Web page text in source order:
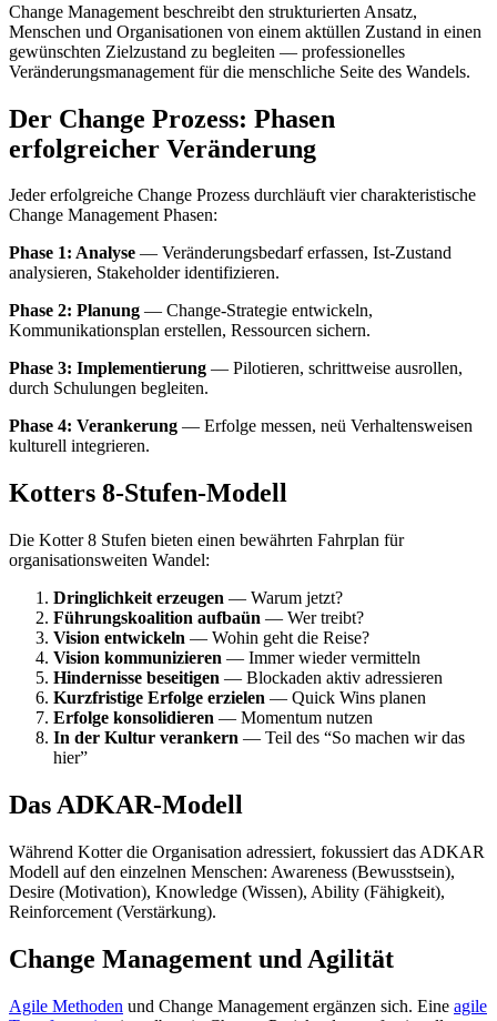
Change Management beschreibt den strukturierten Ansatz,
Menschen und Organisationen von einem aktüllen Zustand in einen
gewünschten Zielzustand zu begleiten — professionelles
Veränderungsmanagement für die menschliche Seite des Wandels.
Der Change Prozess: Phasen
erfolgreicher Veränderung
Jeder erfolgreiche Change Prozess durchläuft vier charakteristische
Change Management Phasen:
Phase 1: Analyse — Veränderungsbedarf erfassen, Ist-Zustand
analysieren, Stakeholder identifizieren.
Phase 2: Planung — Change-Strategie entwickeln,
Kommunikationsplan erstellen, Ressourcen sichern.
Phase 3: Implementierung — Pilotieren, schrittweise ausrollen,
durch Schulungen begleiten.
Phase 4: Verankerung — Erfolge messen, neü Verhaltensweisen
kulturell integrieren.
Kotters 8-Stufen-Modell
Die Kotter 8 Stufen bieten einen bewährten Fahrplan für
organisationsweiten Wandel:
Dringlichkeit erzeugen — Warum jetzt?
Führungskoalition aufbaün — Wer treibt?
Vision entwickeln — Wohin geht die Reise?
Vision kommunizieren — Immer wieder vermitteln
Hindernisse beseitigen — Blockaden aktiv adressieren
Kurzfristige Erfolge erzielen — Quick Wins planen
Erfolge konsolidieren — Momentum nutzen
In der Kultur verankern — Teil des “So machen wir das
hier”
Das ADKAR-Modell
Während Kotter die Organisation adressiert, fokussiert das ADKAR
Modell auf den einzelnen Menschen: Awareness (Bewusstsein),
Desire (Motivation), Knowledge (Wissen), Ability (Fähigkeit),
Reinforcement (Verstärkung).
Change Management und Agilität
Agile Methoden und Change Management ergänzen sich. Eine agile